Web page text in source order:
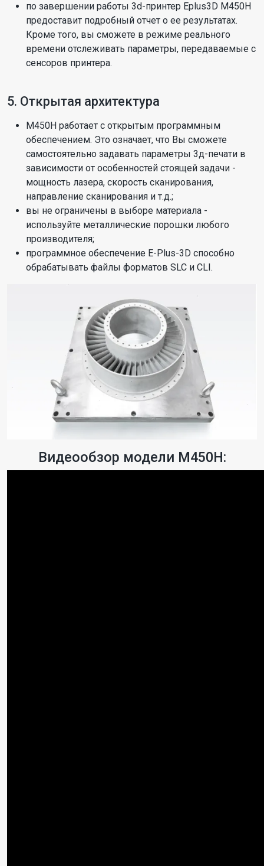
по завершении работы 3d-принтер Eplus3D M450H
предоставит подробный отчет о ее результатах.
Кроме того, вы сможете в режиме реального
времени отслеживать параметры, передаваемые с
сенсоров принтера.
5. Открытая архитектура
M450H работает с открытым программным
обеспечением. Это означает, что Вы сможете
самостоятельно задавать параметры 3д-печати в
зависимости от особенностей стоящей задачи -
мощность лазера, скорость сканирования,
направление сканирования и т.д.;
вы не ограничены в выборе материала -
используйте металлические порошки любого
производителя;
программное обеспечение E-Plus-3D способно
обрабатывать файлы форматов SLC и CLI.
Видеообзор модели M450H: